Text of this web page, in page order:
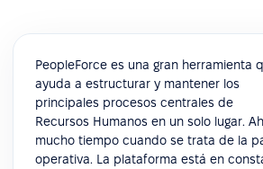
PeopleForce es una gran herramienta
ayuda a estructurar y mantener los
principales procesos centrales de
Recursos Humanos en un solo lugar.
mucho tiempo cuando se trata de la
operativa. La plataforma está en